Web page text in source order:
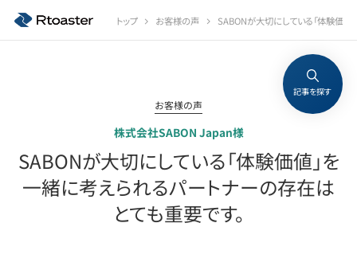
トップ お客様の声 SABONが大切にしている「体験価値
お客様の声
株式会社SABON Japan様
SABONが大切にしている「体験価値」を
一緒に考えられるパートナーの存在は
とても重要です。
記事を探す